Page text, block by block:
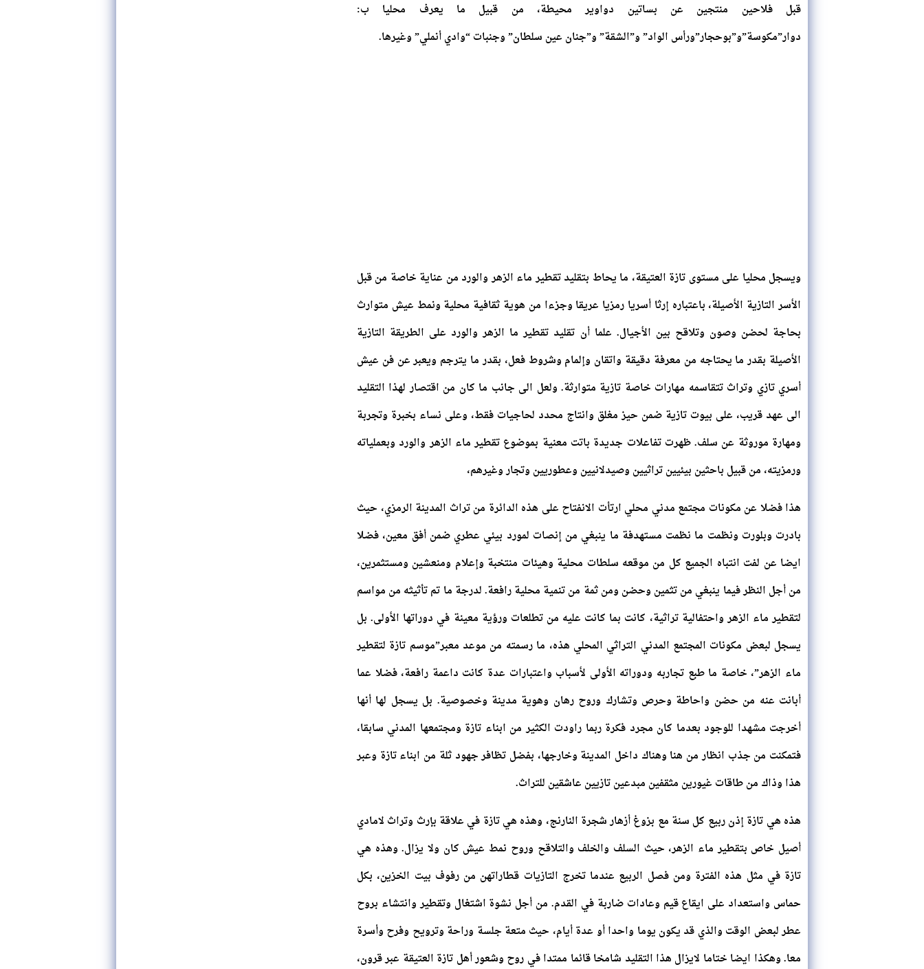
قبل فلاحين منتجين عن بساتين دواوير محيطة، من قبيل ما يعرف محليا ب:
دوار”مكوسة”و”بوحجار”ورأس الواد” و”الشقة” و”جنان عين سلطان” وجنبات “وادي أنملي” وغيرها.
ويسجل محليا على مستوى تازة العتيقة، ما يحاط بتقليد تقطير ماء الزهر والورد من عناية خاصة من قبل
الأسر التازية الأصيلة، باعتباره إرثا أسريا رمزيا عريقا وجزءا من هوية ثقافية محلية ونمط عيش متوارث
بحاجة لحضن وصون وتلاقح بين الأجيال. علما أن تقليد تقطير ما الزهر والورد على الطريقة التازية
الأصيلة بقدر ما يحتاجه من معرفة دقيقة واتقان وإلمام وشروط فعل، بقدر ما يترجم ويعبر عن فن عيش
أسري تازي وتراث تتقاسمه مهارات خاصة تازية متوارثة. ولعل الى جانب ما كان من اقتصار لهذا التقليد
الى عهد قريب، على بيوت تازية ضمن حيز مغلق وانتاج محدد لحاجيات فقط، وعلى نساء بخبرة وتجربة
ومهارة موروثة عن سلف. ظهرت تفاعلات جديدة باتت معنية بموضوع تقطير ماء الزهر والورد وبعملياته
ورمزيته، من قبيل باحثين بيئيين تراثيين وصيدلانيين وعطوريين وتجار وغيرهم،
هذا فضلا عن مكونات مجتمع مدني محلي ارتأت الانفتاح على هذه الدائرة من تراث المدينة الرمزي، حيث
بادرت وبلورت ونظمت ما نظمت مستهدفة ما ينبغي من إنصات لمورد بيئي عطري ضمن أفق معين، فضلا
ايضا عن لفت انتباه الجميع كل من موقعه سلطات محلية وهيئات منتخبة وإعلام ومنعشين ومستثمرين،
من أجل النظر فيما ينبغي من تثمين وحضن ومن ثمة من تنمية محلية رافعة. لدرجة ما تم تأثيثه من مواسم
لتقطير ماء الزهر واحتفالية تراثية، كانت بما كانت عليه من تطلعات ورؤية معينة في دوراتها الأولى. بل
يسجل لبعض مكونات المجتمع المدني التراثي المحلي هذه، ما رسمته من موعد معبر”موسم تازة لتقطير
ماء الزهر”، خاصة ما طبع تجاربه ودوراته الأولى لأسباب واعتبارات عدة كانت داعمة رافعة، فضلا عما
أبانت عنه من حضن واحاطة وحرص وتشارك وروح رهان وهوية مدينة وخصوصية. بل يسجل لها أنها
أخرجت مشهدا للوجود بعدما كان مجرد فكرة ربما راودت الكثير من ابناء تازة ومجتمعها المدني سابقا،
فتمكنت من جذب انظار من هنا وهناك داخل المدينة وخارجها، بفضل تظافر جهود ثلة من ابناء تازة وعبر
هذا وذاك من طاقات غيورين مثقفين مبدعين تازيين عاشقين للتراث.
هذه هي تازة إذن ربيع كل سنة مع بزوغ أزهار شجرة النارنج، وهذه هي تازة في علاقة بإرث وتراث لامادي
أصيل خاص بتقطير ماء الزهر، حيث السلف والخلف والتلاقح وروح نمط عيش كان ولا يزال. وهذه هي
تازة في مثل هذه الفترة ومن فصل الربيع عندما تخرج التازيات قطاراتهن من رفوف بيت الخزين، بكل
حماس واستعداد على ايقاع قيم وعادات ضاربة في القدم. من أجل نشوة اشتغال وتقطير وانتشاء بروح
عطر لبعض الوقت والذي قد يكون يوما واحدا أو عدة أيام، حيث متعة جلسة وراحة وترويح وفرح وأسرة
معا. وهكذا ايضا ختاما لايزال هذا التقليد شامخا قائما ممتدا في روح وشعور أهل تازة العتيقة عبر قرون،